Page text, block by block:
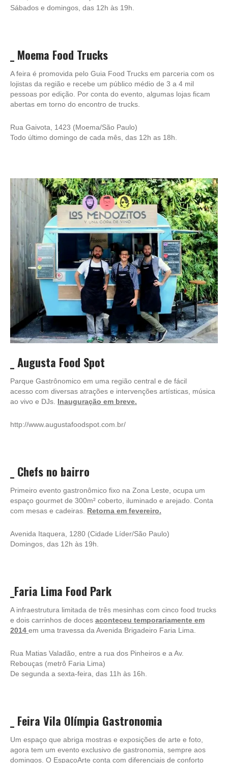
Sábados e domingos, das 12h às 19h.
Moema Food Trucks
A feira é promovida pelo Guia Food Trucks em parceria com os
lojistas da região e recebe um público médio de 3 a 4 mil
pessoas por edição. Por conta do evento, algumas lojas ficam
abertas em torno do encontro de trucks.
Rua Gaivota, 1423 (Moema/São Paulo)
Todo último domingo de cada mês, das 12h as 18h.
Augusta Food Spot
Parque Gastrônomico em uma região central e de fácil
acesso com diversas atrações e intervenções artísticas, música
ao vivo e DJs. Inauguração em breve.
http://www.augustafoodspot.com.br/
Chefs no bairro
Primeiro evento gastronômico fixo na Zona Leste, ocupa um
espaço gourmet de 300m² coberto, iluminado e arejado. Conta
com mesas e cadeiras. Retorna em fevereiro.
Avenida Itaquera, 1280 (Cidade Líder/São Paulo)
Domingos, das 12h às 19h.
_Faria Lima Food Park
A infraestrutura limitada de três mesinhas com cinco food trucks
e dois carrinhos de doces aconteceu temporariamente em
2014 em uma travessa da Avenida Brigadeiro Faria Lima.
Rua Matias Valadão, entre a rua dos Pinheiros e a Av.
Rebouças (metrô Faria Lima)
De segunda a sexta-feira, das 11h às 16h.
Feira Vila Olímpia Gastronomia
Um espaço que abriga mostras e exposições de arte e foto,
agora tem um evento exclusivo de gastronomia, sempre aos
domingos. O EspaçoArte conta com diferenciais de conforto